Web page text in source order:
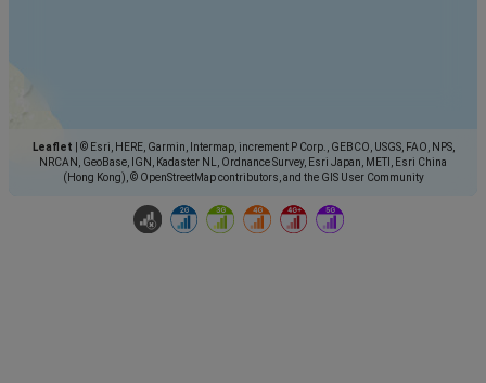
Leaflet
© Esri, HERE, Garmin, Intermap, increment P Corp., GEBCO, USGS, FAO, NPS,
NRCAN, GeoBase, IGN, Kadaster NL, Ordnance Survey, Esri Japan, METI, Esri China
(Hong Kong), © OpenStreetMap contributors, and the GIS User Community